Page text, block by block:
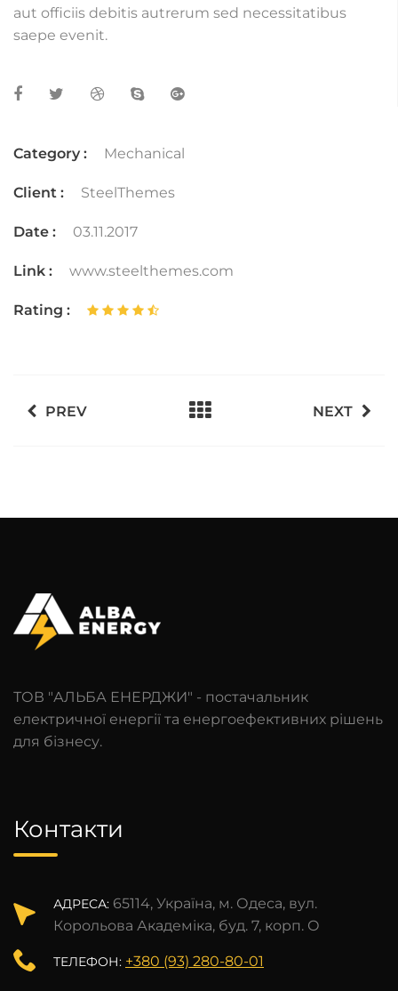
aut officiis debitis autrerum sed necessitatibus
saepe evenit.
Category : Mechanical
Client : SteelThemes
Date : 03.11.2017
Link : www.steelthemes.com
Rating :
PREV NEXT
ТОВ "АЛЬБА ЕНЕРДЖИ" - постачальник
електричної енергії та енергоефективних рішень
для бізнесу.
Контакти
АДРЕСА: 65114, Україна, м. Одеса, вул.
Корольова Академіка, буд. 7, корп. О
ТЕЛЕФОН: +380 (93) 280-80-01